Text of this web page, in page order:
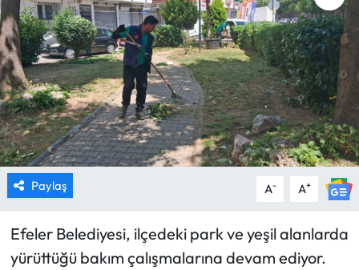
Paylaş A- A+
Efeler Belediyesi, ilçedeki park ve yeşil alanlarda
yürüttüğü bakım çalışmalarına devam ediyor.
TARIM
TURİZM
YAŞAM
RESMİ İLANLAR
HABER İLAN